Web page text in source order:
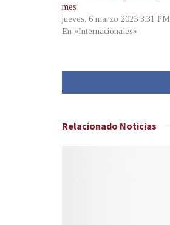
mes
jueves, 6 marzo 2025 3:31 PM
En «Internacionales»
Relacionado Noticias